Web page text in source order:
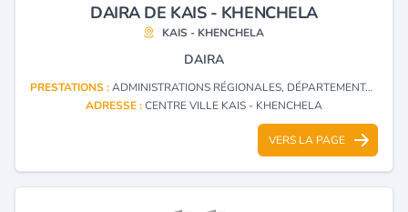
DAIRA DE KAIS - KHENCHELA
KAIS - KHENCHELA
DAIRA
PRESTATIONS :ADMINISTRATIONS RÉGIONALES, DÉPARTEMENTALES ET LOCALES
ADRESSE :CENTRE VILLE KAIS - KHENCHELA
VERS LA PAGE